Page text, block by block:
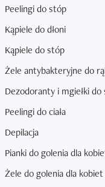
Peelingi do stóp
Kąpiele do dłoni
Kąpiele do stóp
Żele antybakteryjne do
Dezodoranty i mgiełki
Peelingi do ciała
Depilacja
Pianki do golenia dla
Żele do golenia dla kobiet